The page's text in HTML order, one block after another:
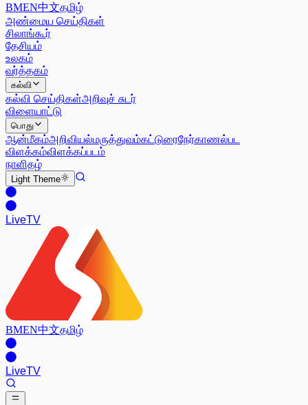
BMEN中文தமிழ்
அண்மைய செய்திகள்
சிலாங்கூர்
தேசியம்
உலகம்
வர்த்தகம்
கல்வி
கல்வி செய்திகள்அறிவுச் சுடர்
விளையாட்டு
பொது
ஆன்மீகம்அறிவியல்மருத்துவம்கட்டுரைநேர்காணல்பட
விளக்கம்விளக்கப்படம்
நாளிதழ்
Light Theme
LiveTV
BMEN中文தமிழ்
LiveTV